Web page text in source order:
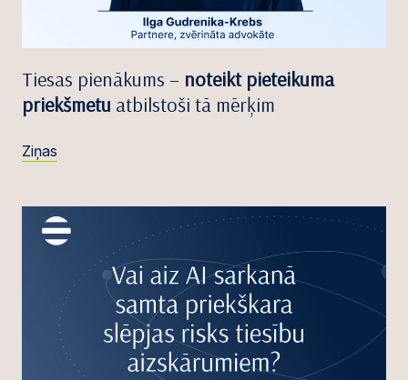
Tiesas pienākums – noteikt pieteikuma
priekšmetu atbilstoši tā mērķim
Ziņas